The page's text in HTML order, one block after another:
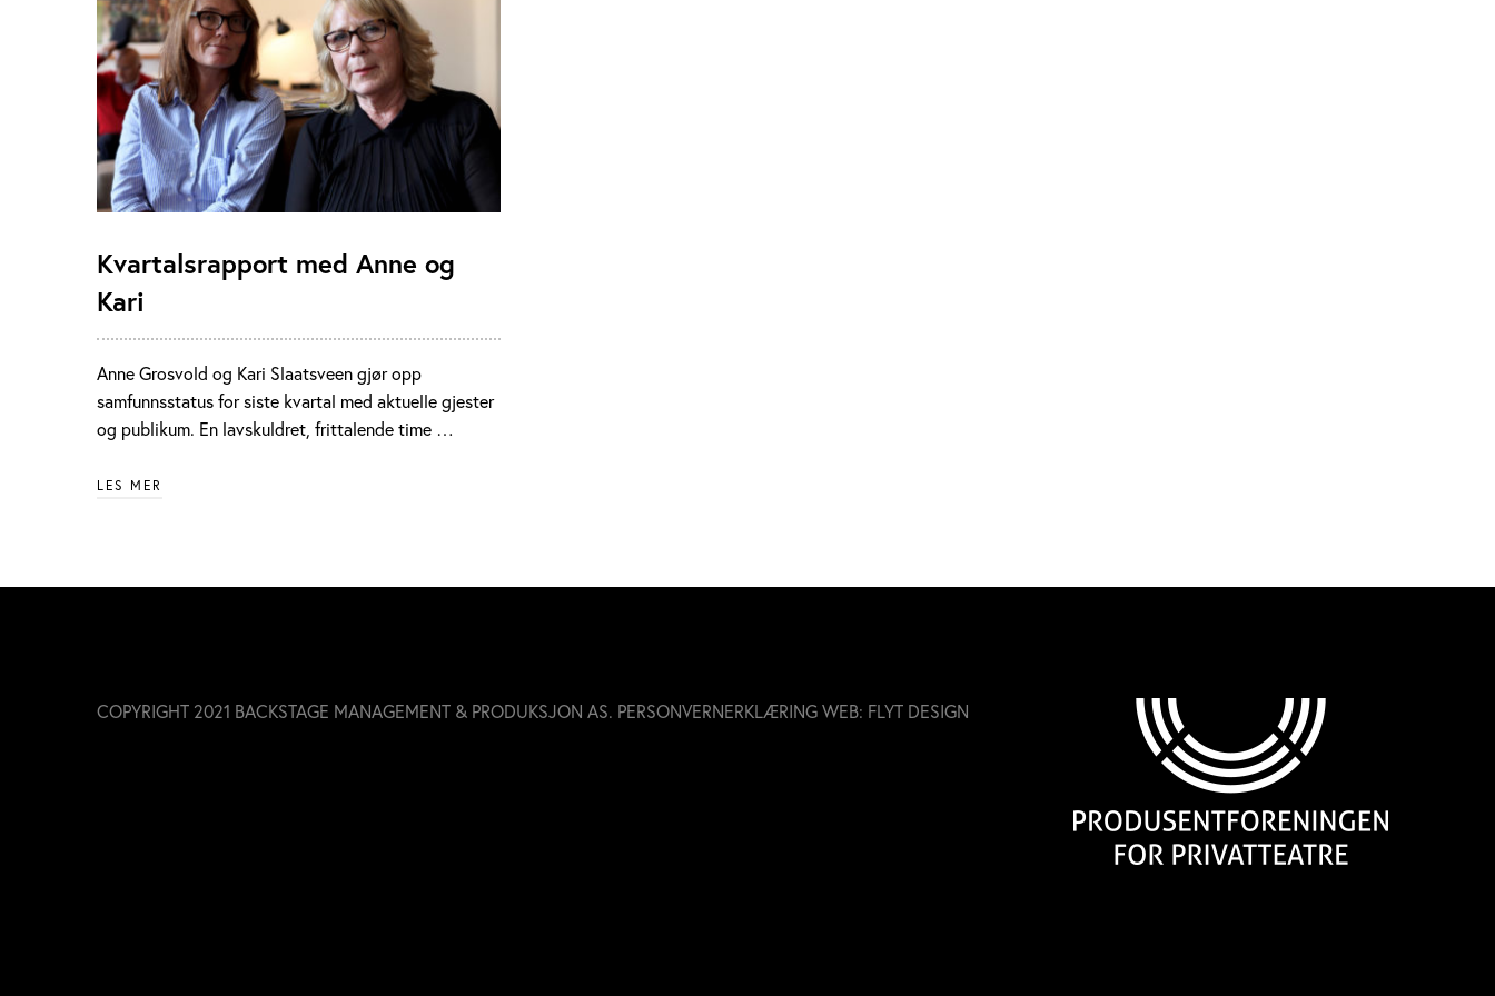
Kvartalsrapport med Anne og
Kari
Anne Grosvold og Kari Slaatsveen gjør opp
samfunnsstatus for siste kvartal med aktuelle gjester
og publikum. En lavskuldret, frittalende time …
LES MER
COPYRIGHT 2021 BACKSTAGE MANAGEMENT & PRODUKSJON AS. PERSONVERNERKLÆRING WEB: FLYT DESIGN